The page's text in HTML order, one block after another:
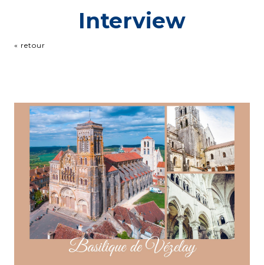
Interview
« retour